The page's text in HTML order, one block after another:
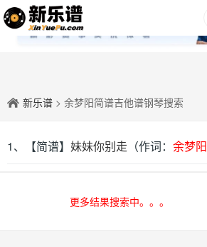
新乐谱 > 余梦阳简谱吉他谱钢琴搜索
1、【简谱】 妹妹你别走 （作词： 余梦阳
更多结果搜索中。。。